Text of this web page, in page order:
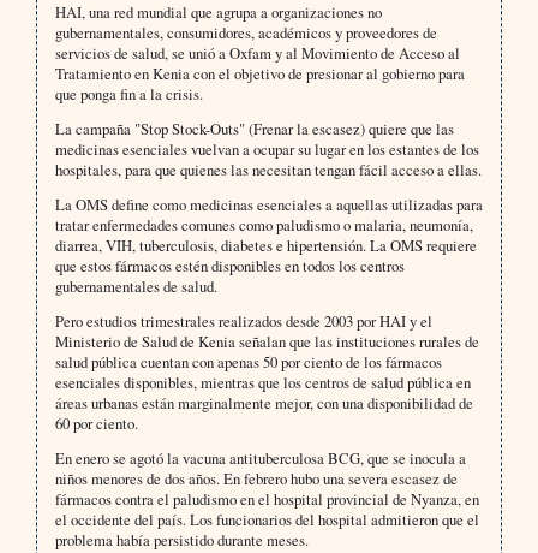
HAI, una red mundial que agrupa a organizaciones no
gubernamentales, consumidores, académicos y proveedores de
servicios de salud, se unió a Oxfam y al Movimiento de Acceso al
Tratamiento en Kenia con el objetivo de presionar al gobierno para
que ponga fin a la crisis.
La campaña "Stop Stock-Outs" (Frenar la escasez) quiere que las
medicinas esenciales vuelvan a ocupar su lugar en los estantes de los
hospitales, para que quienes las necesitan tengan fácil acceso a ellas.
La OMS define como medicinas esenciales a aquellas utilizadas para
tratar enfermedades comunes como paludismo o malaria, neumonía,
diarrea, VIH, tuberculosis, diabetes e hipertensión. La OMS requiere
que estos fármacos estén disponibles en todos los centros
gubernamentales de salud.
Pero estudios trimestrales realizados desde 2003 por HAI y el
Ministerio de Salud de Kenia señalan que las instituciones rurales de
salud pública cuentan con apenas 50 por ciento de los fármacos
esenciales disponibles, mientras que los centros de salud pública en
áreas urbanas están marginalmente mejor, con una disponibilidad de
60 por ciento.
En enero se agotó la vacuna antituberculosa BCG, que se inocula a
niños menores de dos años. En febrero hubo una severa escasez de
fármacos contra el paludismo en el hospital provincial de Nyanza, en
el occidente del país. Los funcionarios del hospital admitieron que el
problema había persistido durante meses.